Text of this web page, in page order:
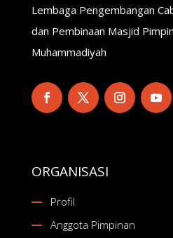
Lembaga Pengembangan
dan Pembinaan Masjid
Muhammadiyah
ORGANISASI
Profil
Anggota Pimpinan